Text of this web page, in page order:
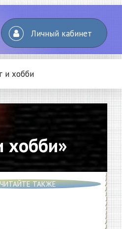
Личный кабинет
и хобби
хобби»
ЧИТАЙТЕ ТАКЖЕ